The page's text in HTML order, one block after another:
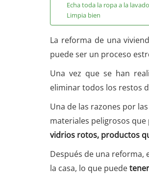
Echa toda la ropa a la
Limpia bien
La reforma de una
puede ser un proceso
Una vez que se han
eliminar todos los restos
Una de las razones por
materiales peligrosos
vidrios rotos, productos
Después de una reforma,
la casa, lo que puede